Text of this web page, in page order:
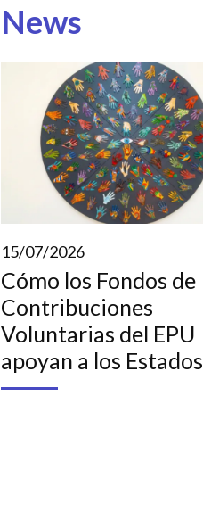
News
15/07/2026
Cómo los Fondos de
Contribuciones
Voluntarias del EPU
apoyan a los Estados